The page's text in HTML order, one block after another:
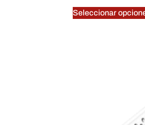
Seleccionar